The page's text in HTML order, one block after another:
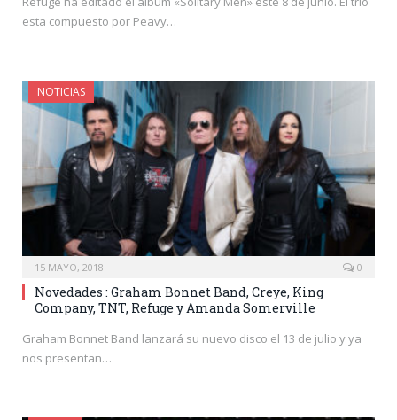
esta compuesto por Peavy…
NOTICIAS
15 MAYO, 2018 0
Novedades : Graham Bonnet Band, Creye, King
Company, TNT, Refuge y Amanda Somerville
Graham Bonnet Band lanzará su nuevo disco el 13 de julio y ya
nos presentan…